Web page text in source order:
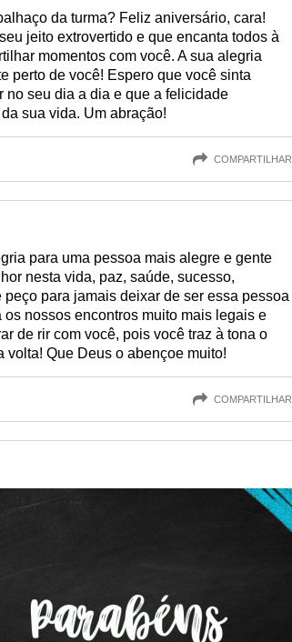
da turma? Feliz aniversário, cara!
jeito extrovertido e que encanta todos à
momentos com você. A sua alegria
perto de você! Espero que você sinta
seu dia a dia e que a felicidade
sua vida. Um abração!
COMPARTILHAR
para uma pessoa mais alegre e gente
nesta vida, paz, saúde, sucesso,
para jamais deixar de ser essa pessoa
nossos encontros muito mais legais e
de rir com você, pois você traz à tona o
volta! Que Deus o abençoe muito!
COMPARTILHAR